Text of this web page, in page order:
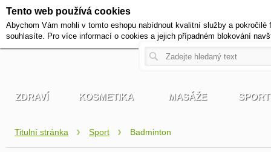
Titulní stránka Sport Badminton
Pracovní dny od 9 do 17
ZDRAVÍ KOSMETIKA MASÁŽE SPORT
Tento web používá cookies
Abychom Vám mohli v tomto eshopu nabídnout kvalitní služby a
souhlasíte. Pro více informací o cookies a jejich případném blokování